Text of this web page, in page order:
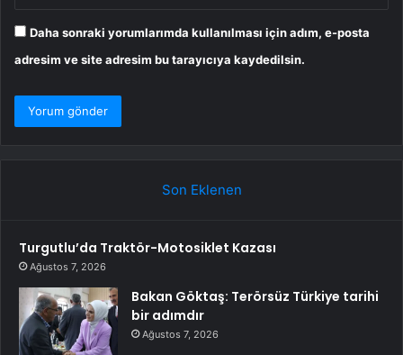
Daha sonraki yorumlarımda kullanılması için adım, e-posta
adresim ve site adresim bu tarayıcıya kaydedilsin.
Son Eklenen
Turgutlu’da Traktör-Motosiklet Kazası
Ağustos 7, 2026
Bakan Göktaş: Terörsüz Türkiye tarihi
bir adımdır
Ağustos 7, 2026